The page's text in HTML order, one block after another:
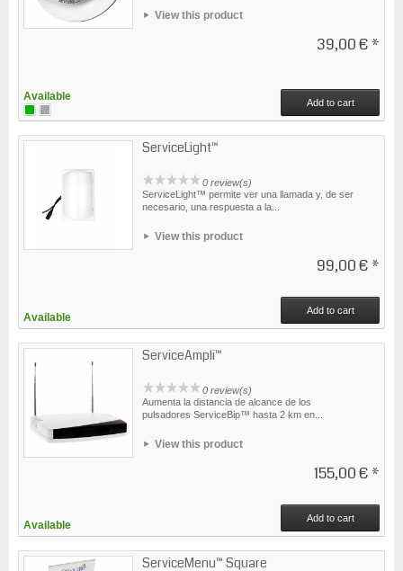
View this product
39,00 € *
Available Add to cart
ServiceLight™
0 review(s)
ServiceLight™ permite ver una llamada y, de ser
necesario, una respuesta a la...
View this product
99,00 € *
Available
Add to cart
ServiceAmpli™
0 review(s)
Aumenta la distancia de alcance de los
pulsadores ServiceBip™ hasta 2 km en...
View this product
155,00 € *
Available
Add to cart
ServiceMenu™ Square